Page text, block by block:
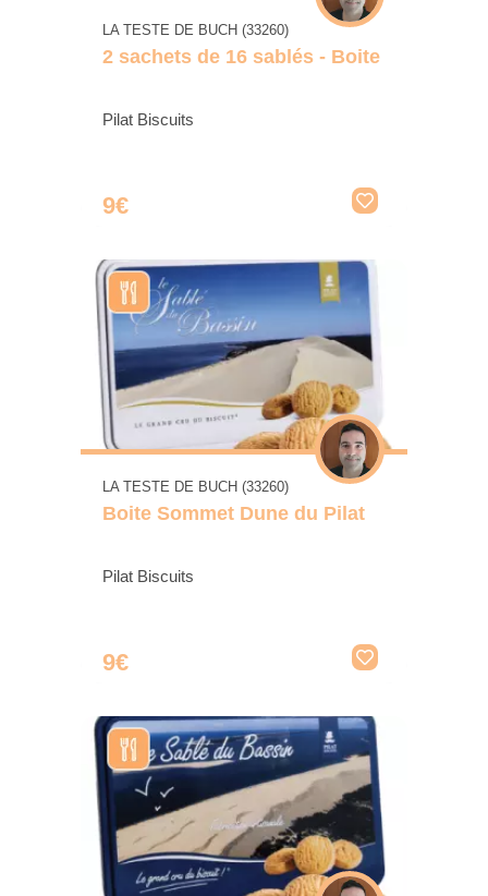
LA TESTE DE BUCH (33260)
2 sachets de 16 sablés - Boite
Pilat Biscuits
9€
LA TESTE DE BUCH (33260)
Boite Sommet Dune du Pilat
Pilat Biscuits
9€